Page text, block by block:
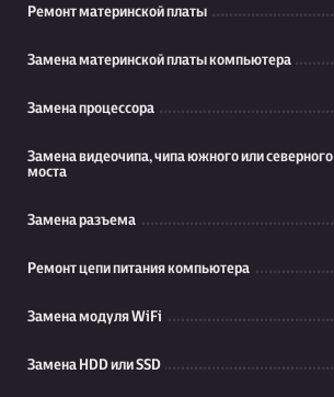
Ремонт материнской платы
Замена материнской платы компьютера
Замена процессора
Замена видеочипа, чипа южного или северного
моста
Замена разъема
Ремонт цепи питания компьютера
Замена модуля WiFi
Замена HDD или SSD